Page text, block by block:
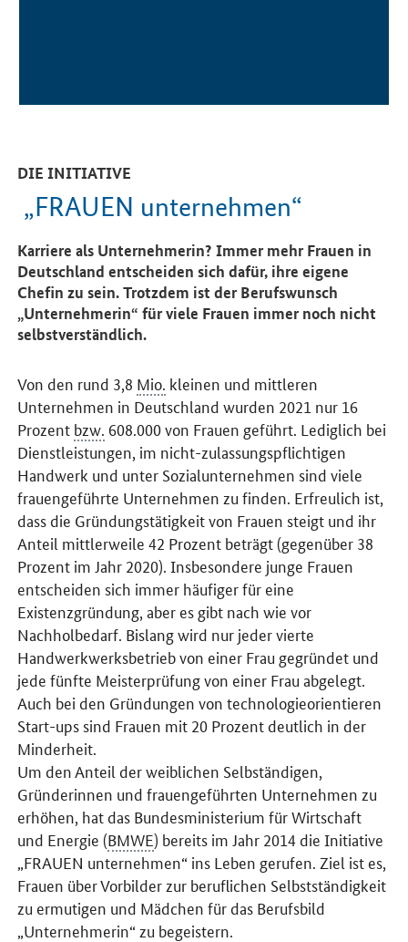
DIE INITIATIVE
„FRAUEN unternehmen“
Karriere als Unternehmerin? Immer mehr Frauen in
Deutschland entscheiden sich dafür, ihre eigene
Chefin zu sein. Trotzdem ist der Berufswunsch
„Unternehmerin“ für viele Frauen immer noch nicht
selbstverständlich.
Von den rund 3,8 Mio. kleinen und mittleren
Unternehmen in Deutschland wurden 2021 nur 16
Prozent bzw. 608.000 von Frauen geführt. Lediglich bei
Dienstleistungen, im nicht-zulassungspflichtigen
Handwerk und unter Sozialunternehmen sind viele
frauengeführte Unternehmen zu finden. Erfreulich ist,
dass die Gründungstätigkeit von Frauen steigt und ihr
Anteil mittlerweile 42 Prozent beträgt (gegenüber 38
Prozent im Jahr 2020). Insbesondere junge Frauen
entscheiden sich immer häufiger für eine
Existenzgründung, aber es gibt nach wie vor
Nachholbedarf. Bislang wird nur jeder vierte
Handwerkwerksbetrieb von einer Frau gegründet und
jede fünfte Meisterprüfung von einer Frau abgelegt.
Auch bei den Gründungen von technologieorientieren
Start-ups sind Frauen mit 20 Prozent deutlich in der
Minderheit.
Um den Anteil der weiblichen Selbständigen,
Gründerinnen und frauengeführten Unternehmen zu
erhöhen, hat das Bundesministerium für Wirtschaft
und Energie (BMWE) bereits im Jahr 2014 die Initiative
„FRAUEN unternehmen“ ins Leben gerufen. Ziel ist es,
Frauen über Vorbilder zur beruflichen Selbstständigkeit
zu ermutigen und Mädchen für das Berufsbild
„Unternehmerin“ zu begeistern.